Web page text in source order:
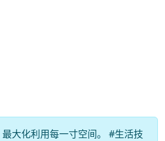
大化利用每一寸空间。 #生活技